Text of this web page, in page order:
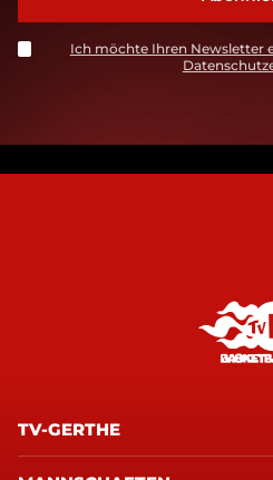
Ich möchte Ihren Newsletter
TV-GERTHE